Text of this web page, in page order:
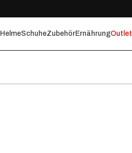
HelmeSchuheZubehörErnährungOutlet